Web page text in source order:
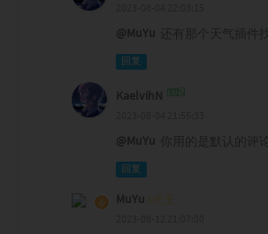
@MuYu 还有那个天气插件
回复
KaelvihN
@MuYu 你用的是默认的评
回复
MuYu UP主